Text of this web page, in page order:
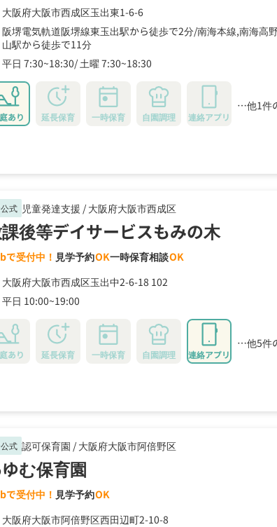
大阪府大阪市西成区玉出東1-6-6
阪堺電気軌道阪堺線東玉出駅から徒歩で2分 南海本線,南海高
山駅から徒歩で11分
平日 7:30~18:30 土曜 7:30~18:30
あり 延長保育 一時保育 自園調理 連絡アプリ
…他1件
公式 児童発達支援 / 大阪府大阪市西成区
後等デイサービスもみの木
で受付中！ 見学予約OK一時保育相談OK
大阪府大阪市西成区玉出中2-6-18 102
平日 10:00~19:00
あり 延長保育 一時保育 自園調理 連絡アプリ
…他5件
公式 認可保育園 / 大阪府大阪市阿倍野区
む保育園
で受付中！ 見学予約OK
大阪府大阪市阿倍野区西田辺町2-10-8